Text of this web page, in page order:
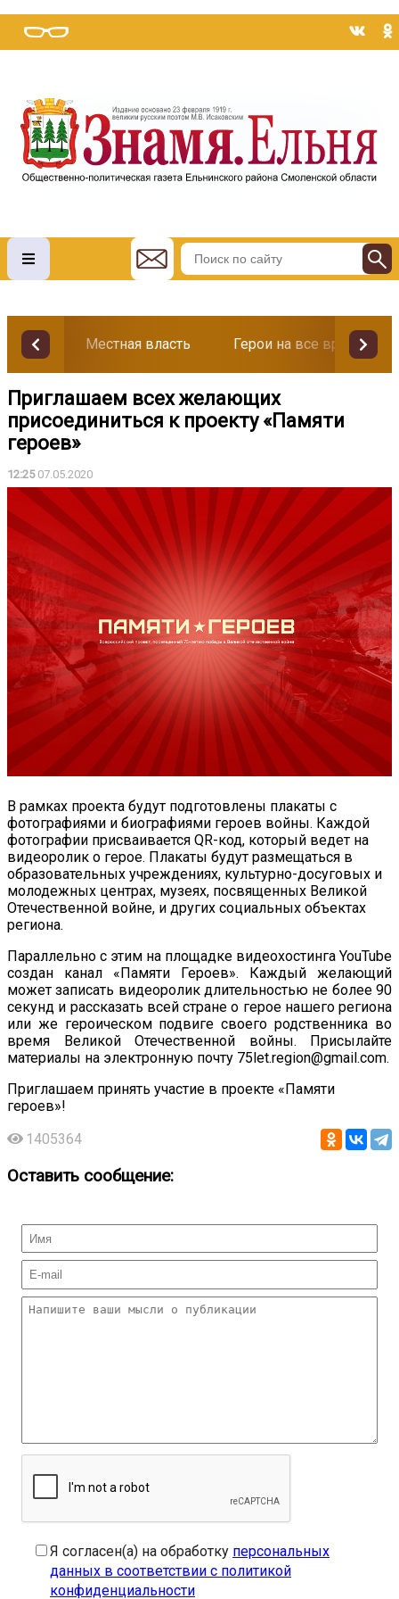
Местная власть Герои на все времена
Приглашаем всех желающих
присоединиться к проекту «Памяти
героев»
12:2507.05.2020
В рамках проекта будут подготовлены плакаты с
фотографиями и биографиями героев войны. Каждой
фотографии присваивается QR-код, который ведет на
видеоролик о герое. Плакаты будут размещаться в
образовательных учреждениях, культурно-досуговых и
молодежных центрах, музеях, посвященных Великой
Отечественной войне, и других социальных объектах
региона.
Параллельно с этим на площадке видеохостинга YouTube
создан канал «Памяти Героев». Каждый желающий
может записать видеоролик длительностью не более 90
секунд и рассказать всей стране о герое нашего региона
или же героическом подвиге своего родственника во
время Великой Отечественной войны. Присылайте
материалы на электронную почту 75let.region@gmail.com.
Приглашаем принять участие в проекте «Памяти
героев»!
1405364
Оставить сообщение:
Я согласен(а) на обработку персональных
данных в соответствии с политикой
конфиденциальности